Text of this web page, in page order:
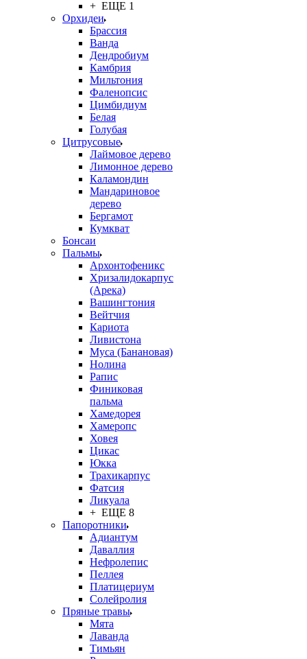
+ ЕЩЕ 1
Орхидеи
Брассия
Ванда
Дендробиум
Камбрия
Мильтония
Фаленопсис
Цимбидиум
Белая
Голубая
Цитрусовые
Лаймовое дерево
Лимонное дерево
Каламондин
Мандариновое
дерево
Бергамот
Кумкват
Бонсаи
Пальмы
Архонтофеникс
Хризалидокарпус
(Арека)
Вашингтония
Вейтчия
Кариота
Ливистона
Муса (Банановая)
Нолина
Рапис
Финиковая
пальма
Хамедорея
Хамеропс
Ховея
Цикас
Юкка
Трахикарпус
Фатсия
Ликуала
+ ЕЩЕ 8
Папоротники
Адиантум
Даваллия
Нефролепис
Пеллея
Платицериум
Солейролия
Пряные травы
Мята
Лаванда
Тимьян